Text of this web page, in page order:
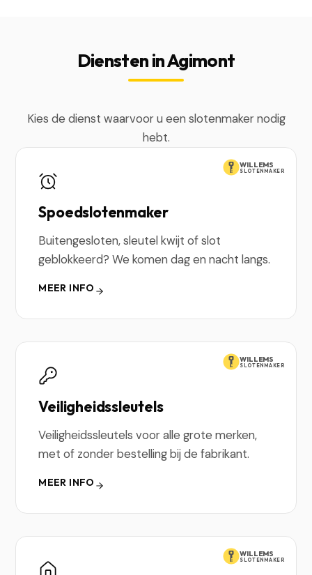
Diensten in Agimont
Kies de dienst waarvoor u een slotenmaker nodig
hebt.
WILLEMS
SLOTENMAKER
Spoedslotenmaker
Buitengesloten, sleutel kwijt of slot
geblokkeerd? We komen dag en nacht langs.
MEER INFO
WILLEMS
SLOTENMAKER
Veiligheidssleutels
Veiligheidssleutels voor alle grote merken,
met of zonder bestelling bij de fabrikant.
MEER INFO
WILLEMS
SLOTENMAKER